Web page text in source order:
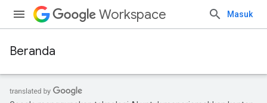
Workspace Masuk
Beranda